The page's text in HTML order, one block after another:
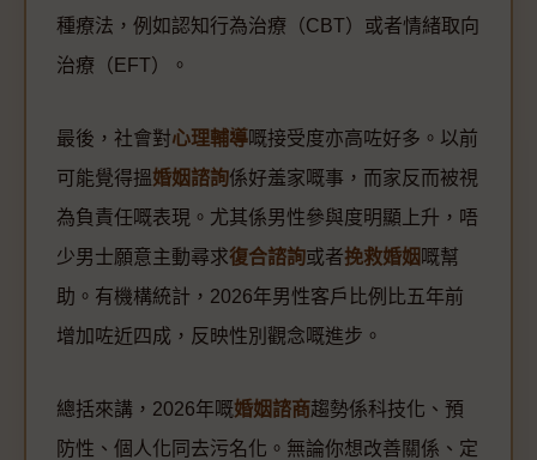
種療法，例如認知行為治療（CBT）或者情緒取向
治療（EFT）。
最後，社會對心理輔導嘅接受度亦高咗好多。以前
可能覺得搵婚姻諮詢係好羞家嘅事，而家反而被視
為負責任嘅表現。尤其係男性參與度明顯上升，唔
少男士願意主動尋求復合諮詢或者挽救婚姻 嘅幫
助。有機構統計，2026年男性客戶比例比五年前
增加咗近四成，反映性別觀念嘅進步。
總括來講，2026年嘅婚姻諮商趨勢係科技化、預
防性、個人化同去污名化。無論你想改善關係、定